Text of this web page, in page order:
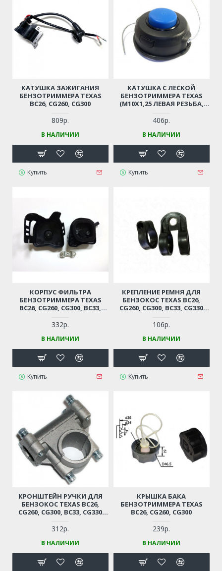
КАТУШКА ЗАЖИГАНИЯ
БЕНЗОТРИММЕРА TEXAS
BC26, CG260, CG300
809р.
В НАЛИЧИИ
Купить
КАТУШКА С ЛЕСКОЙ
БЕНЗОТРИММЕРА TEXAS
(M10X1,25 ЛЕВАЯ РЕЗЬБА,
406р.
В НАЛИЧИИ
Купить
КОРПУС ФИЛЬТРА
БЕНЗОТРИММЕРА TEXAS
BC26, CG260, CG300, BC33,
ФИЛЬТРОМ)
332р.
В НАЛИЧИИ
Купить
КРЕПЛЕНИЕ РЕМНЯ ДЛЯ
БЕНЗОКОС TEXAS BC26,
CG260, CG300, BC33, CG330
106р.
В НАЛИЧИИ
Купить
КРОНШТЕЙН РУЧКИ ДЛЯ
БЕНЗОКОС TEXAS BC26,
CG260, CG300, BC33, CG330
312р.
В НАЛИЧИИ
КРЫШКА БАКА
БЕНЗОТРИММЕРА TEXAS
BC26, CG260, CG300
239р.
В НАЛИЧИИ